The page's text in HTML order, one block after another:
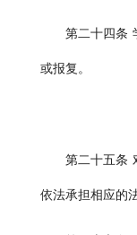
第二十四条
或报复。
第二十五条
依法承担相应的